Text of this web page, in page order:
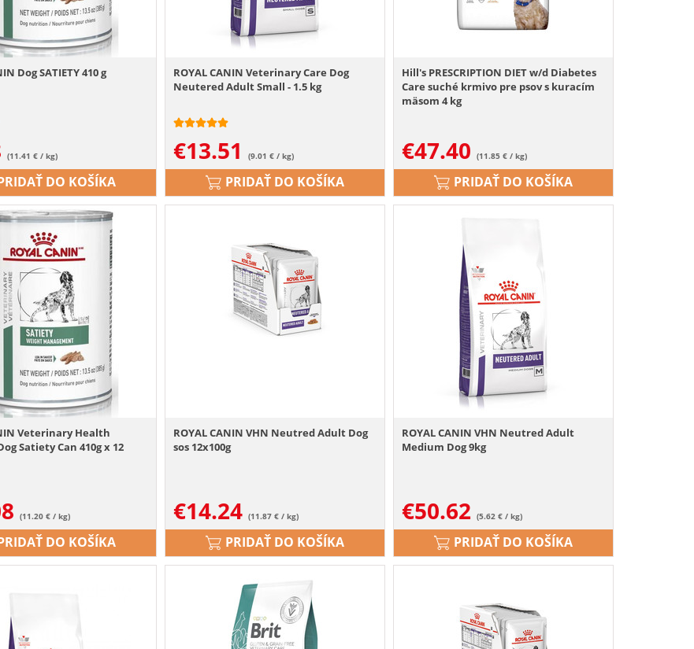
Dog SATIETY 410 g
(11.41 € / kg)
DO KOŠÍKA
ROYAL CANIN Veterinary Care Dog
Neutered Adult Small - 1.5 kg
€13.51 (9.01 € / kg)
PRIDAŤ DO KOŠÍKA
Hill's PRESCRIPTION DIET w/d Diabetes
Care suché krmivo pre psov s kuracím
mäsom 4 kg
€47.40 (11.85 € / kg)
PRIDAŤ DO KOŠÍKA
Veterinary Health
Satiety Can 410g x 12
(11.20 € / kg)
DO KOŠÍKA
ROYAL CANIN VHN Neutred Adult Dog
sos 12x100g
€14.24 (11.87 € / kg)
PRIDAŤ DO KOŠÍKA
ROYAL CANIN VHN Neutred Adult
Medium Dog 9kg
€50.62 (5.62 € / kg)
PRIDAŤ DO KOŠÍKA